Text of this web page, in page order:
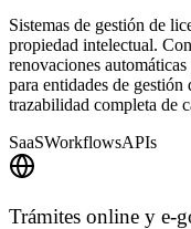
Sistemas de gestión de
propiedad intelectual.
renovaciones
para entidades de
trazabilidad completa de
SaaSWorkflowsAPIs
Trámites online y e-